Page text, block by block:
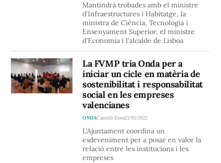
Mantindrà trobades amb el ministre
d'Infraestructures i Habitatge, la
ministra de Ciència, Tecnologia i
Ensenyament Superior, el ministre
d'Economia i l'alcalde de Lisboa
La FVMP tria Onda per a
iniciar un cicle en matèria de
sostenibilitat i responsabilitat
social en les empreses
valencianes
ONDACastelló Extra22/05/2022
L'Ajuntament coordina un
esdeveniment per a posar en valor la
relació entre les institucions i les
empreses